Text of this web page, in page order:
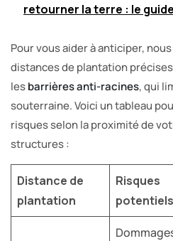
retourner la terre : le
Pour vous aider à anticiper,
distances de plantation
lesbarrières anti-racines, qui
souterraine. Voici un tableau
risques selon la proximité de
structures :
Distance de
plantation
Risques
potentiels